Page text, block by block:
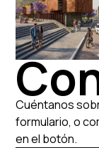
Cuéntanos
formulario, o
en el botón.